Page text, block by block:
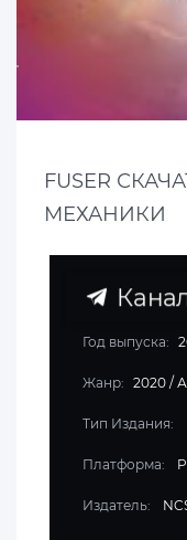
FUSER
МЕХАНИКИ
Год выпуска:
Жанр: 2020 /
Тип Издания:
Платформа:
Издатель: